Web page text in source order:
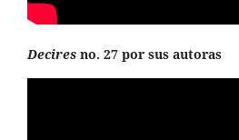
Decires no. 27 por sus autoras